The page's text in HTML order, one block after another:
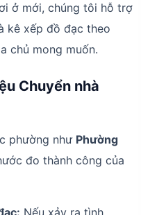
ở mới, chúng tôi hỗ trợ
kê xếp đồ đạc theo
chủ mong muốn.
Chuyển nhà
phường như Phường
đo thành công của
Nếu xảy ra tình